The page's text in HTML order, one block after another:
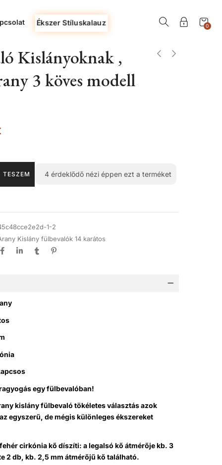
Ékszer Stíluskalauz 0
Kislányoknak ,
3 köves modell
TESZEM 4 érdeklődő nézi éppen ezt a terméket
1-2
Kislány fülbevalók 14 karátos
egy fülbevalóban!
kislány fülbevaló tökéletes választás azok
egyszerű, de mégis különleges ékszereket
cirkónia kő díszíti: a legalsó kő átmérője kb. 3
2 db, kb. 2,5 mm átmérőjű kő található.